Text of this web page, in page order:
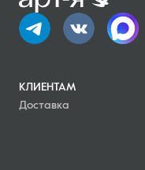
КЛИЕНТАМ
Доставка